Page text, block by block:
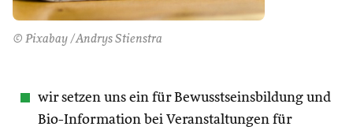
© Pixabay /Andrys Stienstra
wir setzen uns ein für Bewusstseinsbildung und
Bio-Information bei Veranstaltungen für